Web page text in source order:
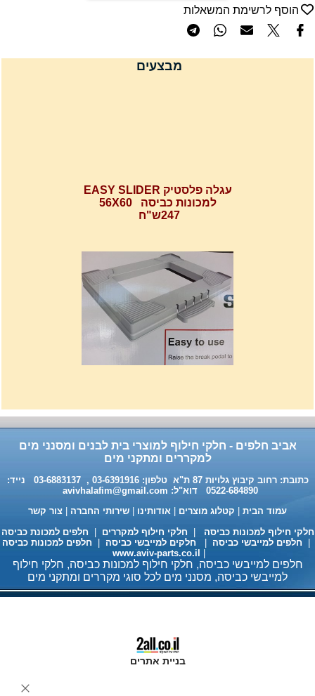
הוסף לרשימת המשאלות
מבצעים
למכונות כביסה 56X60
247ש"ח
120שח
חומר ניקוי גרמני למכונות כביסה
ומדיחי כלים 35שח, מקט H333
אביב חלפים - חלקי חילוף למוצרי בית לבנים ומסנני מים
למקררים ומתקני מים
כתובת: רחוב קיבוץ גלויות 87 ת"א טלפון: 03-6391916 , 03-6883137 נייד:
0522-684890 דוא"ל:
avivhalafim@gmail.com
עמוד הבית
קטלוג מוצרים אודותינו שירותי החברה
צור קשר
חילוף למכונות כביסה
חלקי חילוף למקררים
חלפים למכונת כביסה
חלפים למייבשי כביסה חלקים למייבשי כביסה
חלפים למכונות כביסה
www.aviv-parts.co.il
חלפים למייבשי כביסה, חלקי חילוף למכונות כביסה, חלקי חילוף
למייבשי כביסה, מסנני מים לכל סוגי מקררים ומתקני מים
בניית אתרים